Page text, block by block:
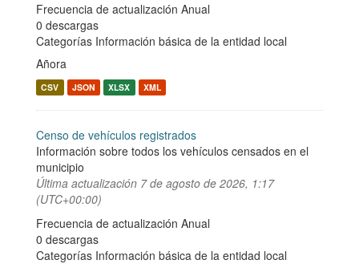
Frecuencia de actualización Anual
0 descargas
Categorías Información básica de la entidad local
Añora
CSV JSON XLSX XML
Censo de vehículos registrados
Información sobre todos los vehículos censados en el
municipio
Última actualización 7 de agosto de 2026, 1:17
(UTC+00:00)
Frecuencia de actualización Anual
0 descargas
Categorías Información básica de la entidad local